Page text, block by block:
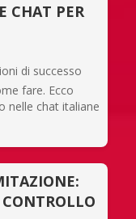
CHAT PER
di successo
fare. Ecco
nelle chat italiane